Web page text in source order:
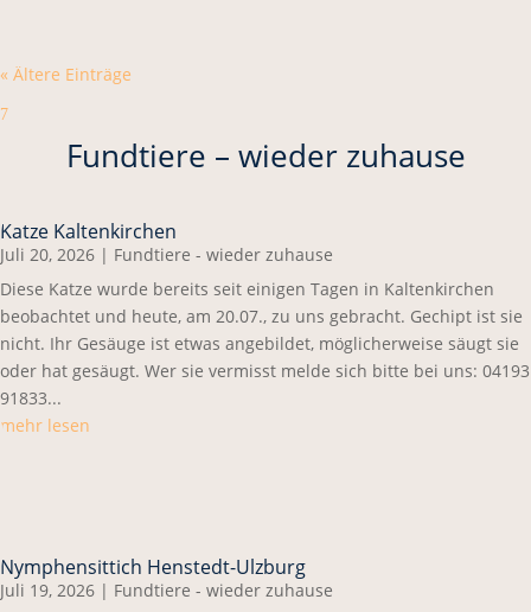
« Ältere Einträge
7
Fundtiere – wieder zuhause
Katze Kaltenkirchen
Juli 20, 2026 | Fundtiere - wieder zuhause
Diese Katze wurde bereits seit einigen Tagen in Kaltenkirchen
beobachtet und heute, am 20.07., zu uns gebracht. Gechipt ist sie
nicht. Ihr Gesäuge ist etwas angebildet, möglicherweise säugt sie
oder hat gesäugt. Wer sie vermisst melde sich bitte bei uns: 04193
91833...
mehr lesen
Nymphensittich Henstedt-Ulzburg
Juli 19, 2026 | Fundtiere - wieder zuhause